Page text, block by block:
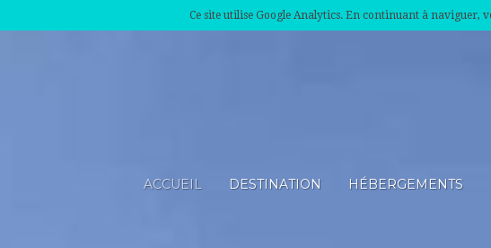
Ce site utilise Google Analytics. En continuant à naviguer,
ACCUEIL DESTINATION HÉBERGEMENTS